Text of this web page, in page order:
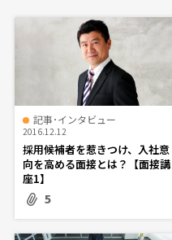
記事･インタビュー
2016.12.12
採用候補者を惹きつけ、入社意
向を高める面接とは？【面接講
座1】
5